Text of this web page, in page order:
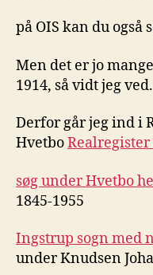
på OIS kan du også
Men det er jo
1914, så vidt jeg ved.
Derfor går jeg ind i
Hvetbo
søg under Hvetbo
1845-1955
Ingstrup sogn med
under Knudsen